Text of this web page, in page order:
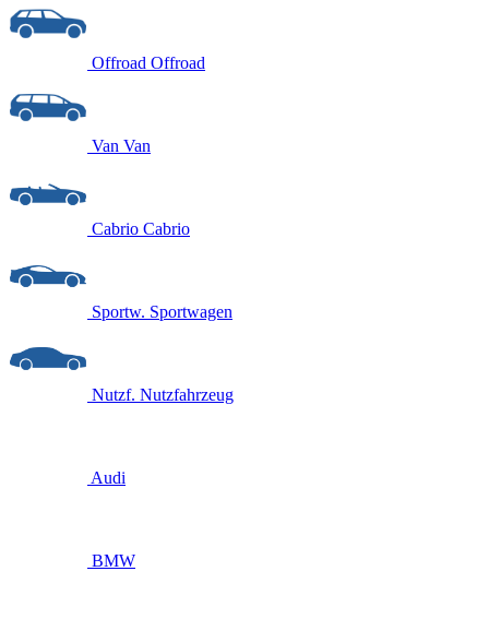
Offroad Offroad
Van Van
Cabrio Cabrio
Sportw. Sportwagen
Nutzf. Nutzfahrzeug
Audi
BMW